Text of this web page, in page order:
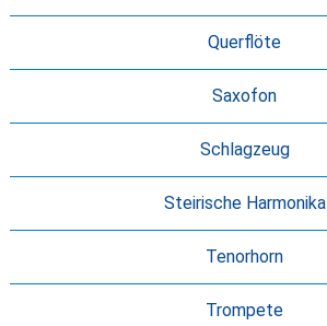
Querflöte
Saxofon
Schlagzeug
Steirische Harmonika
Tenorhorn
Trompete